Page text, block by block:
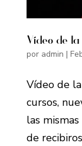
Vídeo de la
por admin |
Vídeo de
cursos,
las
de